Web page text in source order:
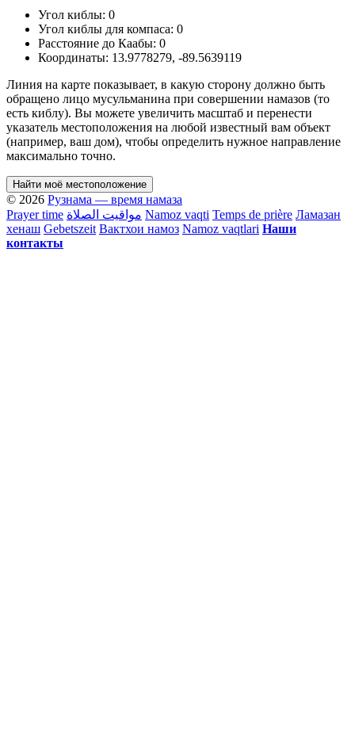
Угол киблы: 0
Угол киблы для компаса: 0
Расстояние до Каабы: 0
Координаты: 13.9778279, -89.5639119
Линия на карте показывает, в какую сторону должно быть
обращено лицо мусульманина при совершении намазов (то
есть киблу). Вы можете увеличить масштаб и перенести
указатель местоположения на любой известный вам объект
(например, ваш дом), чтобы определить нужное направление
максимально точно.
Найти моё местоположение
© 2026 Рузнама — время намаза
Prayer time مواقيت الصلاة Namoz vaqti Temps de prière Ламазан
хенаш Gebetszeit Вактхои намоз Namoz vaqtlari Наши
контакты